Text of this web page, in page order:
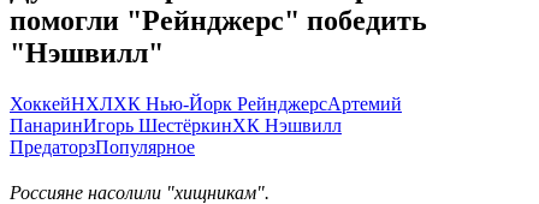
помогли "Рейнджерс" победить
"Нэшвилл"
ХоккейНХЛХК Нью-Йорк РейнджерсАртемий
ПанаринИгорь ШестёркинХК Нэшвилл
ПредаторзПопулярное
Россияне насолили "хищникам".